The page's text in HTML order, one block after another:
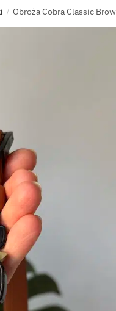
/ Obroża Cobra Classic